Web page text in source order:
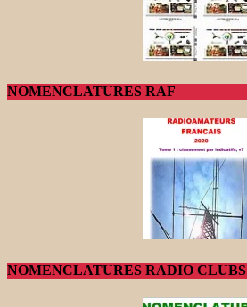
NOMENCLATURES RAF
NOMENCLATURES RADIO CLUBS